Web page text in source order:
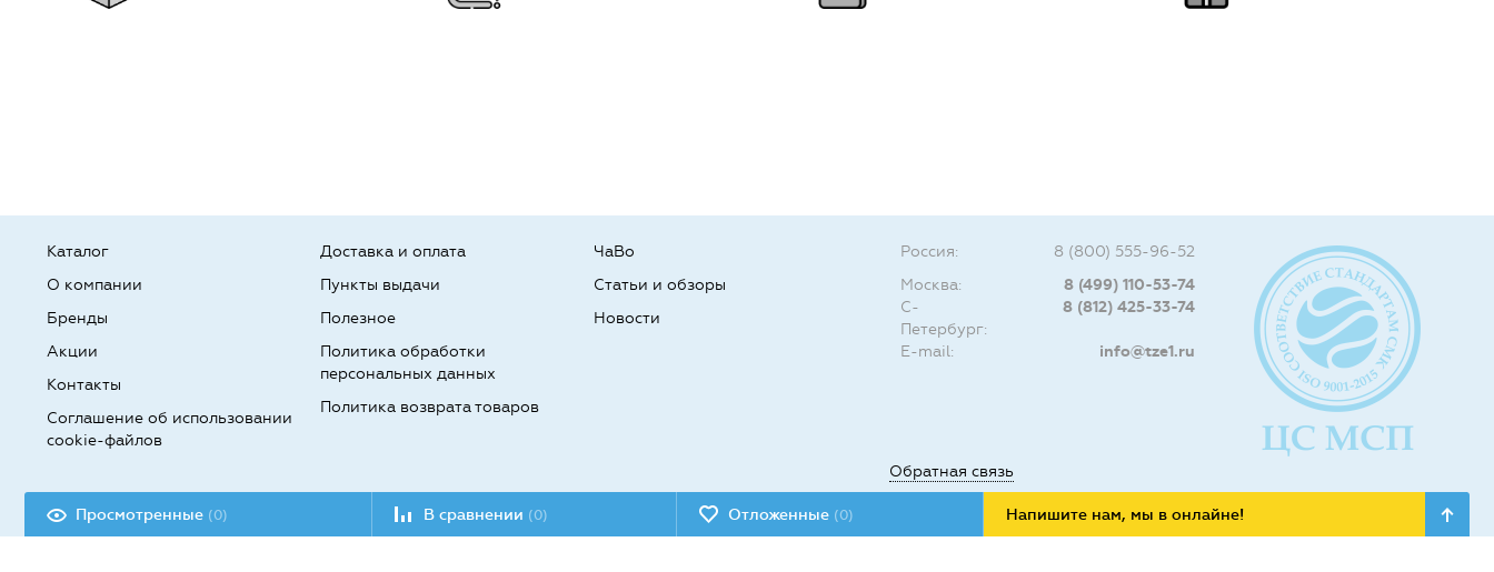
Каталог
О компании
Бренды
Доставка и оплата
Пункты выдачи
Полезное
ЧаВо
Статьи и обзоры
Новости
Акции
Контакты
Соглашение об использовании
cookie-файлов
Политика обработки
персональных данных
Политика возврата товаров
Разработка сайта:
Россия:
8 (800) 555-96-52
Москва:
8 (499) 110-53-74
С-
Петербург:
8 (812) 425-33-74
E-mail: info@tze1.ru
Обратная связь
Просмотренные (0) В сравнении (0) Отложенные (0) Напишите нам, мы в онлайне!